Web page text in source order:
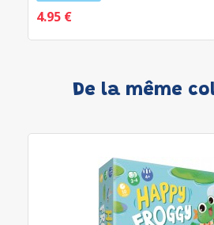
4.95 €
De la même